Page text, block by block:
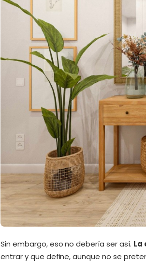
Sin embargo, eso no debería ser así. La
entrar y que define, aunque no se